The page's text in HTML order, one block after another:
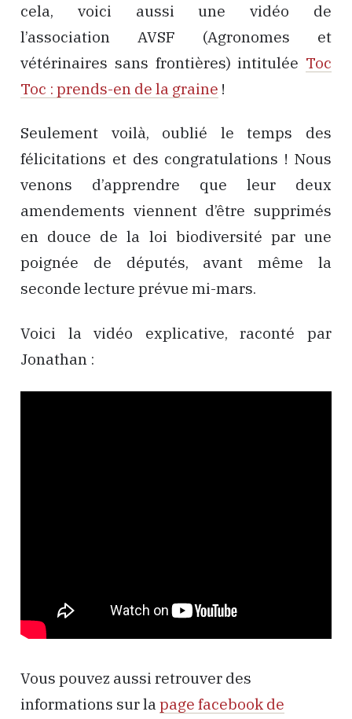
cela, voici aussi une vidéo de
l’association AVSF (Agronomes et
vétérinaires sans frontières) intitulée Toc
Toc : prends-en de la graine !
Seulement voilà, oublié le temps des
félicitations et des congratulations ! Nous
venons d’apprendre que leur deux
amendements viennent d’être supprimés
en douce de la loi biodiversité par une
poignée de députés, avant même la
seconde lecture prévue mi-mars.
Voici la vidéo explicative, raconté par
Jonathan :
Vous pouvez aussi retrouver des
informations sur la page facebook de